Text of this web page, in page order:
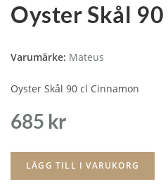
Oyster Skål
Varumärke: Mateus
Oyster Skål 90 cl Cinnamon
685 kr
LÄGG TILL I VARUKORG